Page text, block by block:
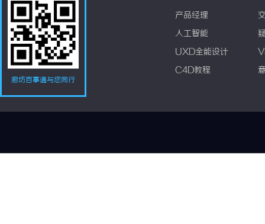
廊坊百事通与您同行
产品经理
人工智能
UXD全能设计
C4D教程